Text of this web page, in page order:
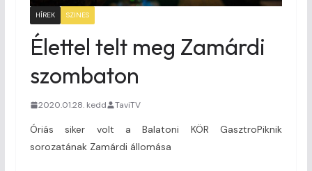
HÍREK SZINES
Élettel telt meg Zamárdi
szombaton
2020.01.28. kedd TaviTV
Óriás siker volt a Balatoni KÖR GasztroPiknik
sorozatának Zamárdi állomása